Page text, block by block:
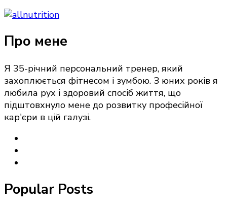
Про мене
Я 35-річний персональний тренер, який
захоплюється фітнесом і зумбою. З юних років я
любила рух і здоровий спосіб життя, що
підштовхнуло мене до розвитку професійної
кар'єри в цій галузі.
Popular Posts